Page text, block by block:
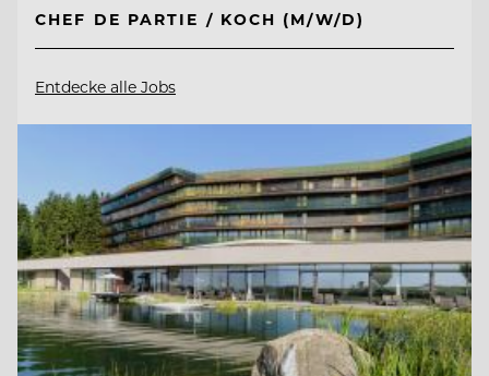
CHEF DE PARTIE / KOCH (M/W/D)
Entdecke alle Jobs